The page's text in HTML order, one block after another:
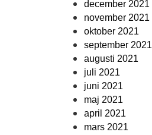
december 2021
november 2021
oktober 2021
september 2021
augusti 2021
juli 2021
juni 2021
maj 2021
april 2021
mars 2021